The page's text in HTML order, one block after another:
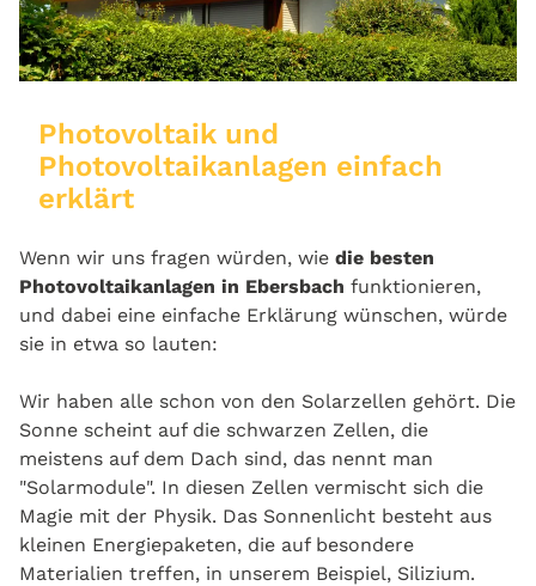
Photovoltaik und
Photovoltaikanlagen einfach
erklärt
Wenn wir uns fragen würden, wie die besten
Photovoltaikanlagen in Ebersbach funktionieren,
und dabei eine einfache Erklärung wünschen, würde
sie in etwa so lauten:
Wir haben alle schon von den Solarzellen gehört. Die
Sonne scheint auf die schwarzen Zellen, die
meistens auf dem Dach sind, das nennt man
"Solarmodule". In diesen Zellen vermischt sich die
Magie mit der Physik. Das Sonnenlicht besteht aus
kleinen Energiepaketen, die auf besondere
Materialien treffen, in unserem Beispiel, Silizium.